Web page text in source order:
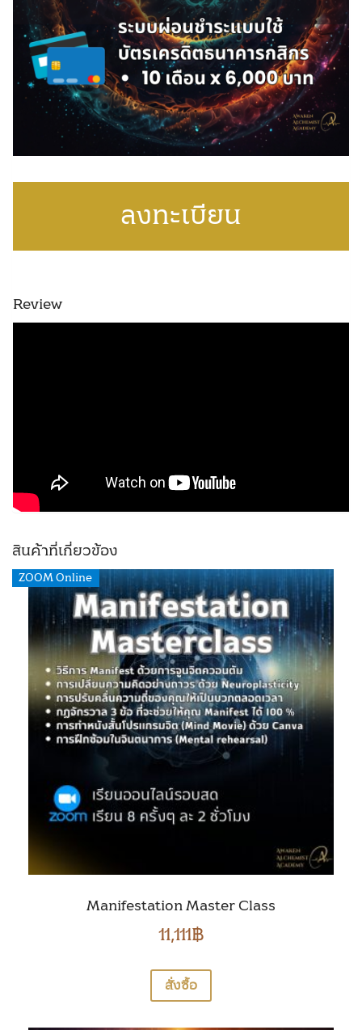
ลงทะเบียน
Review
สินค้าที่เกี่ยวข้อง
ZOOM Online
Manifestation Master Class
11,111฿
สั่งซื้อ